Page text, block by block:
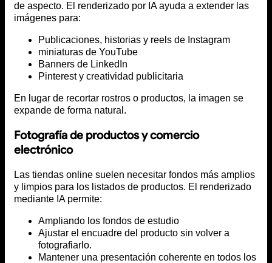
de aspecto. El renderizado por IA ayuda a extender las
imágenes para:
Publicaciones, historias y reels de Instagram
miniaturas de YouTube
Banners de LinkedIn
Pinterest y creatividad publicitaria
En lugar de recortar rostros o productos, la imagen se
expande de forma natural.
Fotografía de productos y comercio
electrónico
Las tiendas online suelen necesitar fondos más amplios
y limpios para los listados de productos. El renderizado
mediante IA permite:
Ampliando los fondos de estudio
Ajustar el encuadre del producto sin volver a
fotografiarlo.
Mantener una presentación coherente en todos los